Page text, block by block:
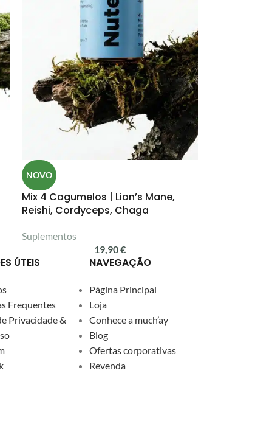
NOVO
Mix 4 Cogumelos | Lion’s Mane,
Reishi, Cordyceps, Chaga
Suplementos
19,90€
ÚTEIS
Frequentes
Privacidade &
NAVEGAÇÃO
Página Principal
Loja
Conhece a much’ay
Blog
Ofertas corporativas
Revenda